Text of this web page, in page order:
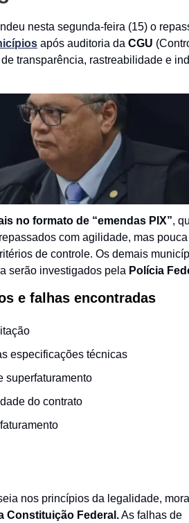
nesta segunda-feira (15) o
após auditoria da CGU
transparência, rastreabilidade e
no formato de “emendas PIX”,
com agilidade, mas
de controle. Os demais
serão investigados pela Polícia
e falhas encontradas
especificações técnicas
superfaturamento
do contrato
nos princípios da legalidade,
Constituição Federal.As falhas de